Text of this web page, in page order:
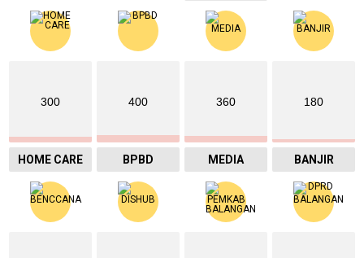
300
HOME CARE
400
BPBD
360
MEDIA
180
BANJIR